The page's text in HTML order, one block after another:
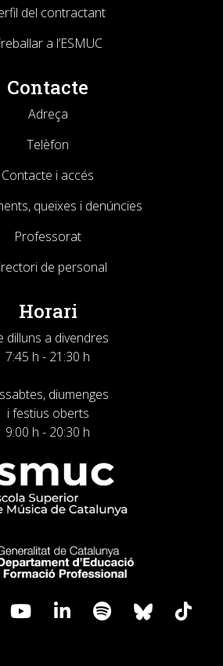
del contractant
a l’ESMUC
Contacte
Adreça
Telèfon
Contacte i accés
queixes i denúncies
Professorat
de personal
Horari
dilluns a divendres
7:45 h - 21:30 h
diumenges
i festius oberts
9:00 h - 20:30 h